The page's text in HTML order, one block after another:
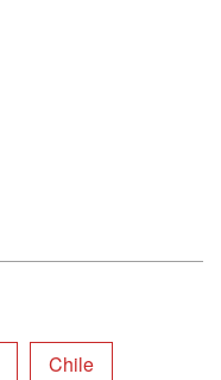
Chile